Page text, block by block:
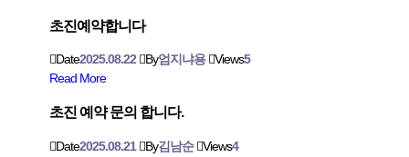
초진예약합니다
Date2025.08.22 By엄지냐용 Views5
Read More
초진 예약 문의 합니다.
Date2025.08.21 By김남순 Views4